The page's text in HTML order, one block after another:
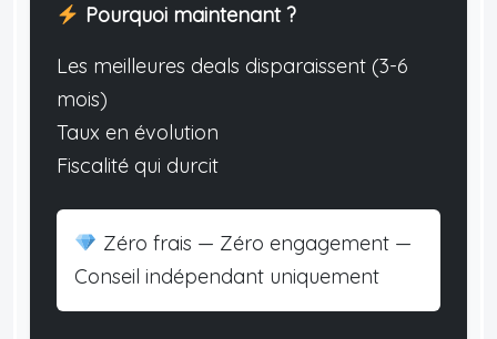
Pourquoi maintenant ?
Les meilleures deals disparaissent (3-6
mois)
Taux en évolution
Fiscalité qui durcit
Zéro frais — Zéro engagement —
Conseil indépendant uniquement